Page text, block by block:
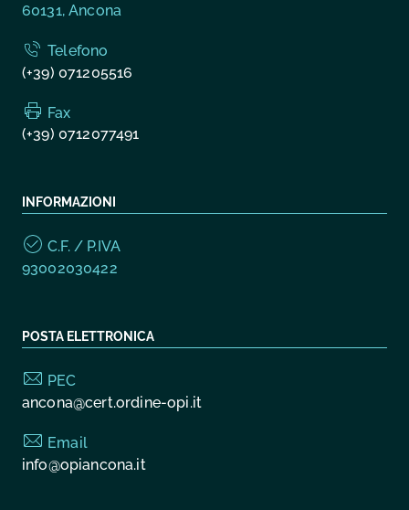
60131, Ancona
Telefono
(+39) 071205516
Fax
(+39) 0712077491
INFORMAZIONI
C.F. / P.IVA
93002030422
POSTA ELETTRONICA
PEC
ancona@cert.ordine-opi.it
Email
info@opiancona.it